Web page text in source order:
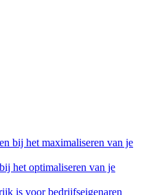
bij het maximaliseren van je
het optimaliseren van je
is voor bedrijfseigenaren